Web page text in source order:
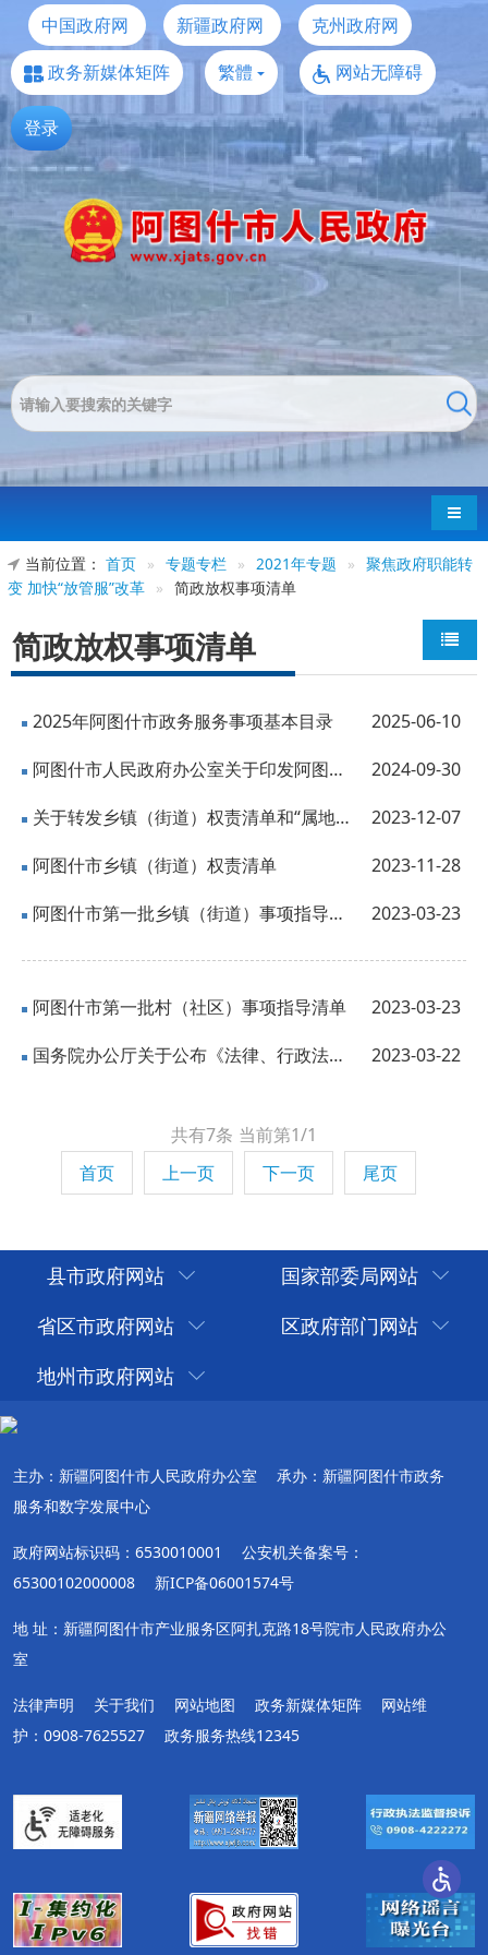
中国政府网 新疆政府网
克州政府网
政务新媒体矩阵
繁體 网站无障碍
登录
导航
当前位置： 首页 » 专题专栏 » 2021年专题 » 聚焦政府职能转
变 加快“放管服”改革 » 简政放权事项清单
简政放权事项清单
2025-06-10
2025年阿图什市政务服务事项基本目录
2024-09-30
阿图什市人民政府办公室关于印发阿图什市行政许可事项清单（2023年版）的通知
2023-12-07
关于转发乡镇（街道）权责清单和“属地管理”事项责任清单的通知
2023-11-28
阿图什市乡镇（街道）权责清单
2023-03-23
阿图什市第一批乡镇（街道）事项指导清单
2023-03-23
阿图什市第一批村（社区）事项指导清单
2023-03-22
国务院办公厅关于公布《法律、行政法规、国务院决定设定的行政许可事项清单（2023...
共有7条 当前第1/1
首页
上一页 下一页 尾页
县市政府网站
国家部委局网站
省区市政府网站
区政府部门网站
地州市政府网站
主办：新疆阿图什市人民政府办公室
承办：新疆阿图什市政务
服务和数字发展中心
政府网站标识码：6530010001
公安机关备案号：
65300102000008
新ICP备06001574号
地 址：新疆阿图什市产业服务区阿扎克路18号院市人民政府办公
室
法律声明 关于我们 网站地图 政务新媒体矩阵
网站维
护：0908-7625527
政务服务热线12345